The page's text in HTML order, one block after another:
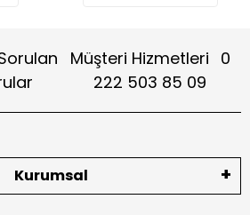
Müşteri Hizmetleri 0
222 503 85 09
Kurumsal